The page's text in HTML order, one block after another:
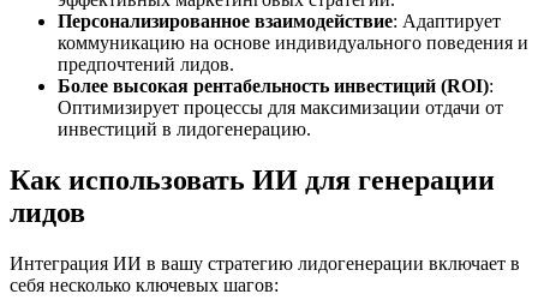
Персонализированное взаимодействие: Адаптирует
коммуникацию на основе индивидуального поведения и
предпочтений лидов.
Более высокая рентабельность инвестиций (ROI):
Оптимизирует процессы для максимизации отдачи от
инвестиций в лидогенерацию.
Как использовать ИИ для генерации
лидов
Интеграция ИИ в вашу стратегию лидогенерации включает в
себя несколько ключевых шагов: